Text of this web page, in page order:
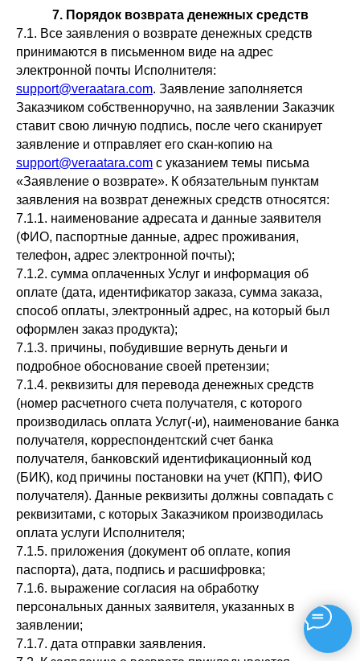
7. Порядок возврата денежных средств
7.1. Все заявления о возврате денежных средств
принимаются в письменном виде на адрес
электронной почты Исполнителя:
support@veraatara.com. Заявление заполняется
Заказчиком собственноручно, на заявлении Заказчик
ставит свою личную подпись, после чего сканирует
заявление и отправляет его скан-копию на
support@veraatara.com с указанием темы письма
«Заявление о возврате». К обязательным пунктам
заявления на возврат денежных средств относятся:
7.1.1. наименование адресата и данные заявителя
(ФИО, паспортные данные, адрес проживания,
телефон, адрес электронной почты);
7.1.2. сумма оплаченных Услуг и информация об
оплате (дата, идентификатор заказа, сумма заказа,
способ оплаты, электронный адрес, на который был
оформлен заказ продукта);
7.1.3. причины, побудившие вернуть деньги и
подробное обоснование своей претензии;
7.1.4. реквизиты для перевода денежных средств
(номер расчетного счета получателя, с которого
производилась оплата Услуг(-и), наименование банка
получателя, корреспондентский счет банка
получателя, банковский идентификационный код
(БИК), код причины постановки на учет (КПП), ФИО
получателя). Данные реквизиты должны совпадать с
реквизитами, с которых Заказчиком производилась
оплата услуги Исполнителя;
7.1.5. приложения (документ об оплате, копия
паспорта), дата, подпись и расшифровка;
7.1.6. выражение согласия на обработку
персональных данных заявителя, указанных в
заявлении;
7.1.7. дата отправки заявления.